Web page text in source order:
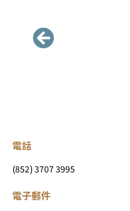
電話
(852) 3707 3995
電子郵件